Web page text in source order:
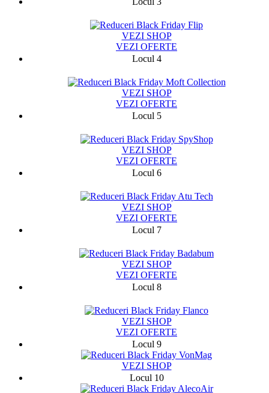
VEZI SHOP
VEZI OFERTE
Locul 4
VEZI SHOP
VEZI OFERTE
Locul 5
VEZI SHOP
VEZI OFERTE
Locul 6
VEZI SHOP
VEZI OFERTE
Locul 7
VEZI SHOP
VEZI OFERTE
Locul 8
VEZI SHOP
VEZI OFERTE
Locul 9
VEZI SHOP
Locul 10